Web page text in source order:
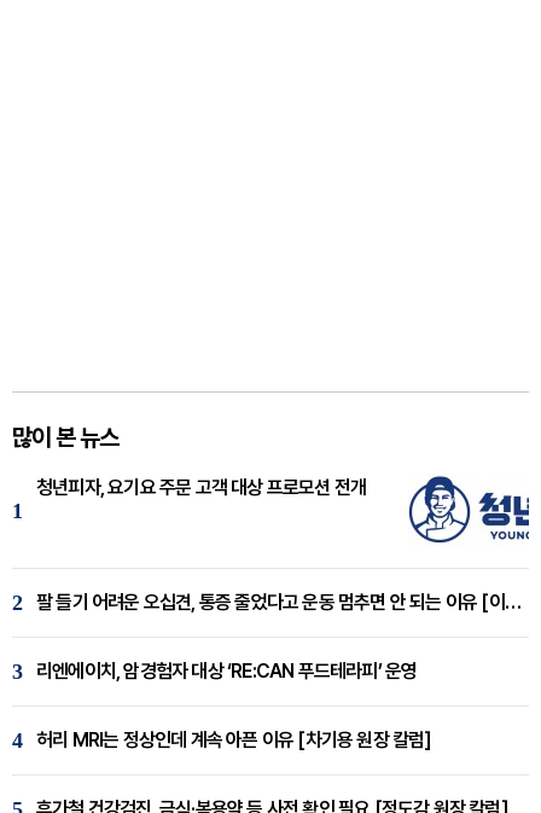
많이 본 뉴스
1
청년피자, 요기요 주문 고객 대상 프로모션 전개
2 팔 들기 어려운 오십견, 통증 줄었다고 운동 멈추면 안 되는 이유 [이병욱 원장 칼럼]
3 리엔에이치, 암경험자 대상 ‘RE:CAN 푸드테라피’ 운영
4 허리 MRI는 정상인데 계속 아픈 이유 [차기용 원장 칼럼]